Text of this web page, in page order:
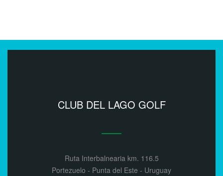
CLUB DEL LAGO GOLF
Ruta Interbalnearia km. 116.5
Portezuelo - Punta del Este - Uruguay